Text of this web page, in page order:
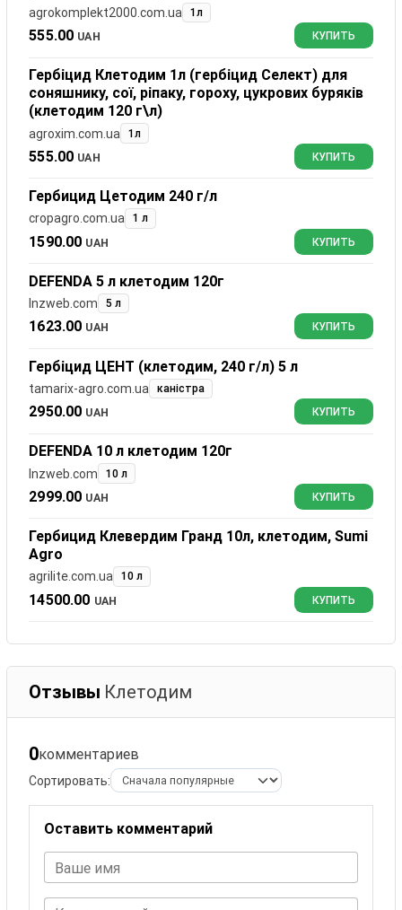
agrokomplekt2000.com.ua 1л
555.00 UAH КУПИТЬ
Гербіцид Клетодим 1л (гербіцид Селект) для
соняшнику, сої, ріпаку, гороху, цукрових буряків
(клетодим 120 г\л)
agroxim.com.ua 1л
555.00 UAH КУПИТЬ
Гербицид Цетодим 240 г/л
cropagro.com.ua 1 л
1590.00 UAH КУПИТЬ
DEFENDA 5 л клетодим 120г
lnzweb.com 5 л
1623.00 UAH КУПИТЬ
Гербіцид ЦЕНТ (клетодим, 240 г/л) 5 л
tamarix-agro.com.ua каністра
2950.00 UAH КУПИТЬ
DEFENDA 10 л клетодим 120г
lnzweb.com 10 л
2999.00 UAH КУПИТЬ
Гербицид Клевердим Гранд 10л, клетодим, Sumi
Agro
agrilite.com.ua 10 л
14500.00 UAH КУПИТЬ
Отзывы Клетодим
0комментариев
Сортировать:
Оставить комментарий
Ваше имя